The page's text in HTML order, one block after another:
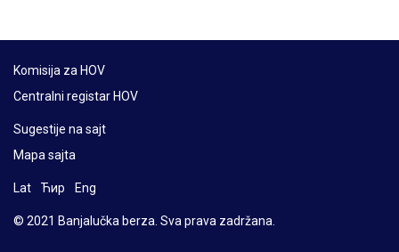
Komisija za HOV
Centralni registar HOV
Sugestije na sajt
Mapa sajta
Lat Ћир Eng
© 2021 Banjalučka berza. Sva prava zadržana.